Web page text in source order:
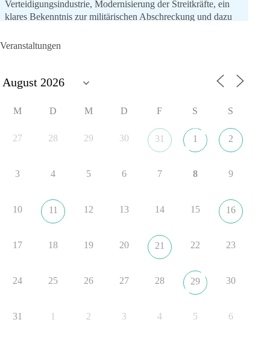
Verteidigungsindustrie, Modernisierung der Streitkräfte, ein
klares Bekenntnis zur militärischen Abschreckung und dazu
aus der NATO. Ein Gipfel, der mehr nach Rüstungsdeal als
nach Friedenspolitik klingt, wird niemals Sicherheit schaffen,
#NATO
Veranstaltungen
M D M D F S S
27 28 29 30 31 1 2
3 4 5 6 7 8 9
10 11 12 13 14 15 16
17 18 19 20 21 22 23
24 25 26 27 28 29 30
31 1 2 3 4 5 6